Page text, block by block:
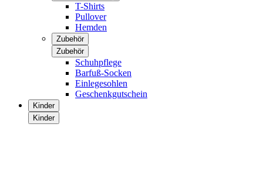
T-Shirts
Pullover
Hemden
Zubehör
Zubehör
Schuhpflege
Barfuß-Socken
Einlegesohlen
Geschenkgutschein
Kinder
Kinder